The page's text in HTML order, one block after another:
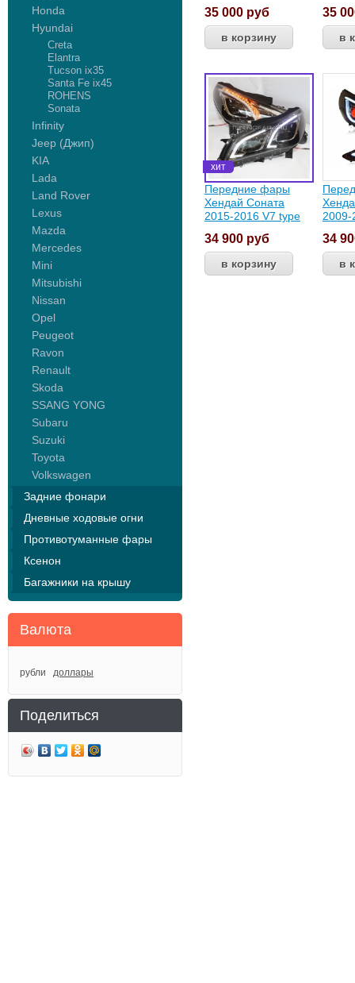
Honda
Hyundai
Creta
Elantra
Tucson ix35
Santa Fe ix45
ROHENS
Sonata
Infinity
Jeep (Джип)
KIA
Lada
Land Rover
Lexus
Mazda
Mercedes
Mini
Mitsubishi
Nissan
Opel
Peugeot
Ravon
Renault
Skoda
SSANG YONG
Subaru
Suzuki
Toyota
Volkswagen
Задние фонари
Дневные ходовые огни
Противотуманные фары
Ксенон
Багажники на крышу
Валюта
рубли доллары
Поделиться
35 000 руб 35
Передние фары
Хендай Соната
2015-2016 V7 type
34 900 руб
2009-
34